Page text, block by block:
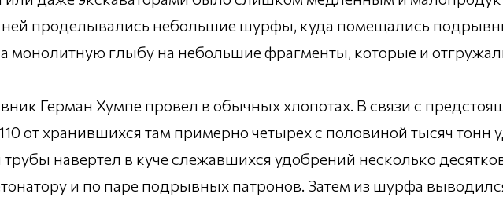
проделывались небольшие шурфы, куда помещались
глыбу на небольшие фрагменты, которые и
Герман Хумпе провел в обычных хлопотах. В связи с
от хранившихся там примерно четырех с половиной тысяч тонн
навертел в куче слежавшихся удобрений несколько
и по паре подрывных патронов. Затем из шурфа